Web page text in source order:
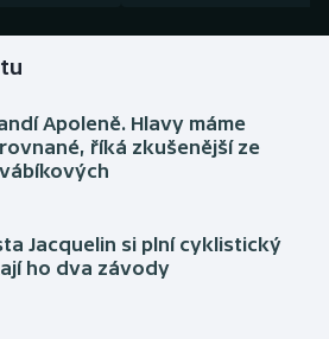
Apoleně. Hlavy máme
říká zkušenější ze
Jacquelin si plní cyklistický
ho dva závody